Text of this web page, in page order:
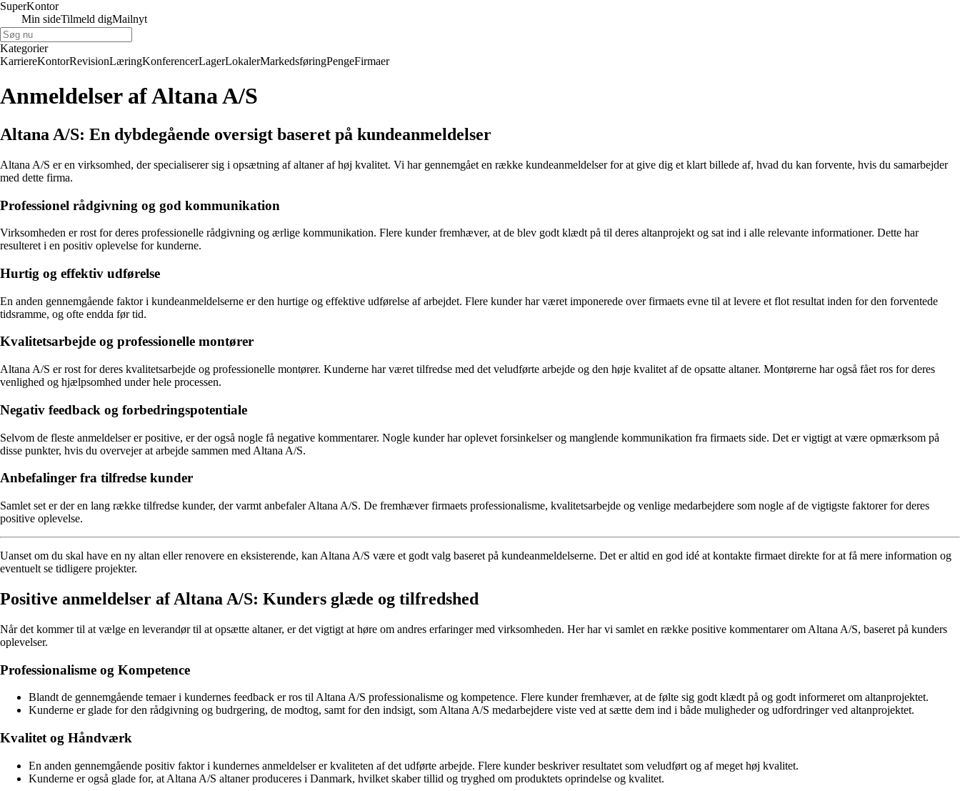
SuperKontor
Min sideTilmeld digMailnyt
Kategorier
KarriereKontorRevisionLæringKonferencerLagerLokalerMarkedsføringPengeFirmaer
Anmeldelser af Altana A/S
Altana A/S: En dybdegående oversigt baseret på kundeanmeldelser
Altana A/S er en virksomhed, der specialiserer sig i opsætning af altaner af høj kvalitet. Vi har gennemgået en række kundeanmeldelser for at give dig et klart billede af, hvad du kan forvente, hvis du samarbejder
med dette firma.
Professionel rådgivning og god kommunikation
Virksomheden er rost for deres professionelle rådgivning og ærlige kommunikation. Flere kunder fremhæver, at de blev godt klædt på til deres altanprojekt og sat ind i alle relevante informationer. Dette har
resulteret i en positiv oplevelse for kunderne.
Hurtig og effektiv udførelse
En anden gennemgående faktor i kundeanmeldelserne er den hurtige og effektive udførelse af arbejdet. Flere kunder har været imponerede over firmaets evne til at levere et flot resultat inden for den forventede
tidsramme, og ofte endda før tid.
Kvalitetsarbejde og professionelle montører
Altana A/S er rost for deres kvalitetsarbejde og professionelle montører. Kunderne har været tilfredse med det veludførte arbejde og den høje kvalitet af de opsatte altaner. Montørerne har også fået ros for deres
venlighed og hjælpsomhed under hele processen.
Negativ feedback og forbedringspotentiale
Selvom de fleste anmeldelser er positive, er der også nogle få negative kommentarer. Nogle kunder har oplevet forsinkelser og manglende kommunikation fra firmaets side. Det er vigtigt at være opmærksom på
disse punkter, hvis du overvejer at arbejde sammen med Altana A/S.
Anbefalinger fra tilfredse kunder
Samlet set er der en lang række tilfredse kunder, der varmt anbefaler Altana A/S. De fremhæver firmaets professionalisme, kvalitetsarbejde og venlige medarbejdere som nogle af de vigtigste faktorer for deres
positive oplevelse.
Uanset om du skal have en ny altan eller renovere en eksisterende, kan Altana A/S være et godt valg baseret på kundeanmeldelserne. Det er altid en god idé at kontakte firmaet direkte for at få mere information og
eventuelt se tidligere projekter.
Positive anmeldelser af Altana A/S: Kunders glæde og tilfredshed
Når det kommer til at vælge en leverandør til at opsætte altaner, er det vigtigt at høre om andres erfaringer med virksomheden. Her har vi samlet en række positive kommentarer om Altana A/S, baseret på kunders
oplevelser.
Professionalisme og Kompetence
Blandt de gennemgående temaer i kundernes feedback er ros til Altana A/S professionalisme og kompetence. Flere kunder fremhæver, at de følte sig godt klædt på og godt informeret om altanprojektet.
Kunderne er glade for den rådgivning og budrgering, de modtog, samt for den indsigt, som Altana A/S medarbejdere viste ved at sætte dem ind i både muligheder og udfordringer ved altanprojektet.
Kvalitet og Håndværk
En anden gennemgående positiv faktor i kundernes anmeldelser er kvaliteten af det udførte arbejde. Flere kunder beskriver resultatet som veludført og af meget høj kvalitet.
Kunderne er også glade for, at Altana A/S altaner produceres i Danmark, hvilket skaber tillid og tryghed om produktets oprindelse og kvalitet.